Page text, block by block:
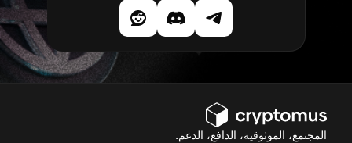
المجتمع، الموثوقية، الدافع، الدعم.